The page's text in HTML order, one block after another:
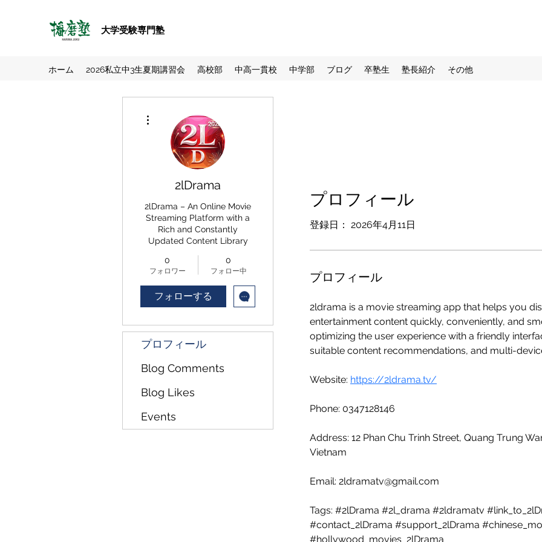
大学受験専門塾
ホーム 2026私立中3生夏期講習会 高校部 中高一貫校 中学部 ブログ 卒塾生 塾長紹介 その他
プロフィール
登録日： 2026年4月11日
プロフィール
2ldrama is a movie streaming app that helps you
entertainment content quickly, conveniently, and
optimizing the user experience with a friendly
suitable content recommendations, and multi-
Website: https://2ldrama.tv/
Phone: 0347128146
Address: 12 Phan Chu Trinh Street, Quang Trung
Vietnam
Email: 2ldramatv@gmail.com
Tags: #2lDrama #2l_drama #2ldramatv
#contact_2lDrama #support_2lDrama
#hollywood_movies_2lDrama
2lDrama
2lDrama – An Online Movie
Streaming Platform with a
Rich and Constantly
Updated Content Library
0
フォロワー
0
フォロー中
フォローする
プロフィール
Blog Comments
Blog Likes
Events